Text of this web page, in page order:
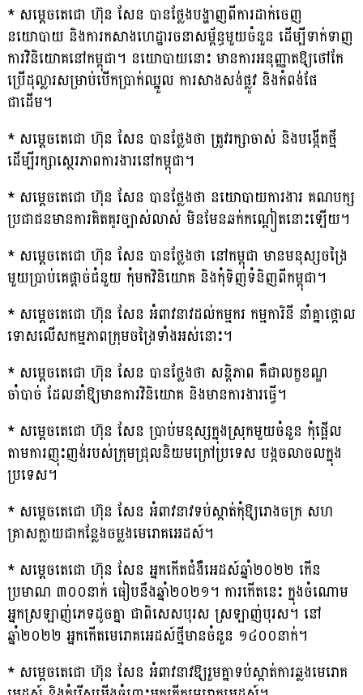
* សម្តេចតេជោ ហ៊ុន សែន បានថ្លែងបង្ហាញពីការដាក់ចេញ
នយោបាយ និងការកសាងហេដ្ឋារចនាសម្ព័ន្ធមួយចំនួន ដើម្បីទាក់ទាញ
ការវិនិយោគនៅកម្ពុជា។ នយោបាយនោះ មានការអនុញ្ញាតឱ្យថៅកែ
ប្រើដុល្លារសម្រាប់បើកប្រាក់ឈ្នួល ការសាងសង់ផ្លូវ និងកំពង់ផែ
ជាដើម។
* សម្តេចតេជោ ហ៊ុន សែន បានថ្លែងថា ត្រូវរក្សាចាស់ និងបង្កើតថ្មី
ដើម្បីរក្សាស្ថេរភាពការងារនៅកម្ពុជា។
* សម្តេចតេជោ ហ៊ុន សែន បានថ្លែងថា នយោបាយការងារ គណបក្ស
ប្រជាជនមានការគិតគូរច្បាស់លាស់ មិនមែនឆក់កណ្តៀតនោះឡើយ។
* សម្តេចតេជោ ហ៊ុន សែន បានថ្លែងថា នៅកម្ពុជា មានមនុស្សចង្រៃ
មួយប្រាប់គេផ្តាច់ជំនួយ កុំមកវិនិយោគ និងកុំទិញទំនិញពីកម្ពុជា។
* សម្តេចតេជោ ហ៊ុន សែន អំពាវនាវដល់កម្មករ កម្មការិនី នាំគ្នាថ្កោល
ទោសលើសកម្មភាពក្រុមចង្រៃទាំងអស់នោះ។
* សម្តេចតេជោ ហ៊ុន សែន បានថ្លែងថា សន្តិភាព គឺជាលក្ខខណ្ឌ
ចាំបាច់ ដែលនាំឱ្យមានការវិនិយោគ និងមានការងារធ្វើ។
* សម្តេចតេជោ ហ៊ុន សែន ប្រាប់មនុស្សក្នុងស្រុកមួយចំនួន កុំផ្អើល
តាមការញុះញង់របស់ក្រុមជ្រុលនិយមក្រៅប្រទេស បង្កចលាចលក្នុង
ប្រទេស។
* សម្តេចតេជោ ហ៊ុន សែន អំពាវនាវទប់ស្កាត់កុំឱ្យរោងចក្រ សហ
គ្រាសក្លាយជាកន្លែងចម្លងមេរោគអេដស៍។
* សម្តេចតេជោ ហ៊ុន សែន អ្នកកើតជំងឺអេដស៍ឆ្នាំ២០២២ កើន
ប្រមាណ ៣០០នាក់ ធៀបនឹងឆ្នាំ២០២១។ ការកើតនេះ ក្នុងចំណោម
អ្នកស្រឡាញ់ភេទដូចគ្នា ជាពិសេសបុរស ស្រឡាញ់បុរស។ នៅ
ឆ្នាំ២០២២ អ្នកកើតមេរោគអេដស៍ថ្មីមានចំនួន ១៤០០នាក់។
* សម្តេចតេជោ ហ៊ុន សែន អំពាវនាវឱ្យរួមគ្នាទប់ស្កាត់ការឆ្លងមេរោគ